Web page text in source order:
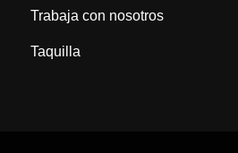
Trabaja con nosotros
Taquilla